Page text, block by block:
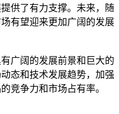
供了有力支撑。未来，随
有望迎来更加广阔的发展
广阔的发展前景和巨大的
态和技术发展趋势，加强
竞争力和市场占有率。